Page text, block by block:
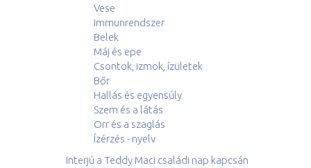
Vese
Immunrendszer
Belek
Máj és epe
Csontok, izmok, ízületek
Bőr
Hallás és egyensúly
Szem és a látás
Orr és a szaglás
Ízérzés - nyelv
Interjú a Teddy Maci családi nap kapcsán